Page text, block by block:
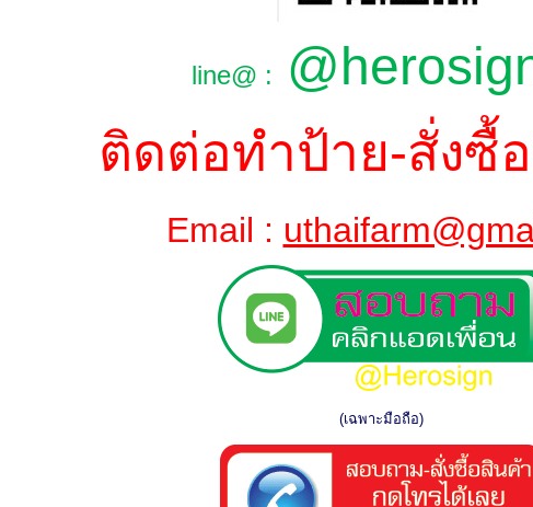
line@ :
ติดต่อทำป้าย-สั่งซื้
Email :
(เฉพาะมือถือ)